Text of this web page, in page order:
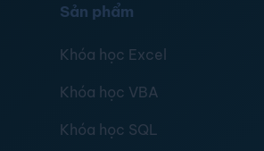
Sản phẩm
Khóa học Excel
Khóa học VBA
Khóa học SQL